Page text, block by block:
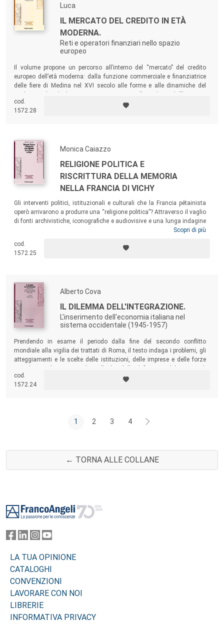
Luca
IL MERCATO DEL CREDITO IN ETÀ
MODERNA.
Reti e operatori finanziari nello spazio
europeo
Il volume propone un percorso all’interno del “mercato” del credito
europeo dell’età moderna: dalla funzione commerciale e finanziatrice
delle fiere di Medina nel XVI secolo alle forme e alle dinamiche del
sistema creditizio bolognese alla funzione strategica dei sensali
finanziari a Milano e a Madrid…
cod.
1572.28
Monica Caiazzo
RELIGIONE POLITICA E
RISCRITTURA DELLA MEMORIA
NELLA FRANCIA DI VICHY
Gli interventi politici, istituzionali e culturali che la Francia pétainista
operò arrivarono a produrre una “religione politica”? Attraverso il vaglio
di fonti archivistiche, iconografiche e audiovisive e una lunga indagine
nei progetti e nelle realizzazioni di uno Stato in formazione, il volume
Révolution Nationale
perseguì il suo prioritario traguardo: persuadere le
masse.
Scopri di più
cod.
1572.25
Alberto Cova
IL DILEMMA DELL'INTEGRAZIONE.
L'inserimento dell'economia italiana nel
sistema occidentale (1945-1957)
Prendendo in esame il periodo dalla fine del secondo conflitto
mondiale alla vigilia dei trattati di Roma, il testo indaga i problemi, gli
atteggiamenti e le scelte delle istituzioni, delle imprese e delle forze
pace, alla ripresa dei flussi commerciali, al rientro nel sistema
monetario internazionale...
cod.
1572.24
1 2 3 4
← TORNA ALLE COLLANE
LA TUA OPINIONE
CATALOGHI
CONVENZIONI
LAVORARE CON NOI
LIBRERIE
INFORMATIVA PRIVACY